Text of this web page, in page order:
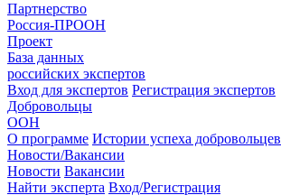
Партнерство
Россия-ПРООН
Проект
База данных
российских экспертов
Вход для экспертов Регистрация экспертов
Добровольцы
ООН
О программе Истории успеха добровольцев
Новости/Вакансии
Новости Вакансии
Найти эксперта Вход/Регистрация